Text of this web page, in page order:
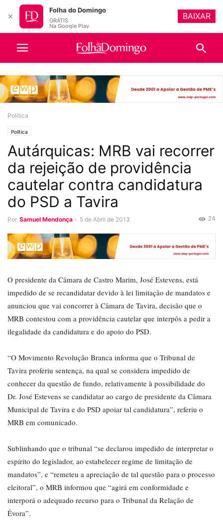
Política
Política
Autárquicas: MRB vai recorrer
da rejeição de providência
cautelar contra candidatura
do PSD a Tavira
Por Samuel Mendonça - 5 de Abril de 2013 24
O presidente da Câmara de Castro Marim, José Estevens, está
impedido de se recandidatar devido à lei limitação de mandatos e
anunciou que vai concorrer à Câmara de Tavira, decisão que o
MRB contestou com a providência cautelar que interpôs a pedir a
ilegalidade da candidatura e do apoio do PSD.
“O Movimento Revolução Branca informa que o Tribunal de
Tavira proferiu sentença, na qual se considera impedido de
conhecer da questão de fundo, relativamente à possibilidade do
Dr. José Estevens se candidatar ao cargo de presidente da Câmara
Municipal de Tavira e do PSD apoiar tal candidatura”, referiu o
MRB em comunicado.
Sublinhando que o tribunal “se declarou impedido de interpretar o
espírito do legislador, ao estabelecer regime de limitação de
mandatos”, e “remeteu a apreciação de tal questão para o processo
eleitoral”, o MRB informou que “agirá em conformidade e
interporá o adequado recurso para o Tribunal da Relação de
Évora”.
✕
Folha do Domingo
GRÁTIS
Na Google Play
BAIXAR